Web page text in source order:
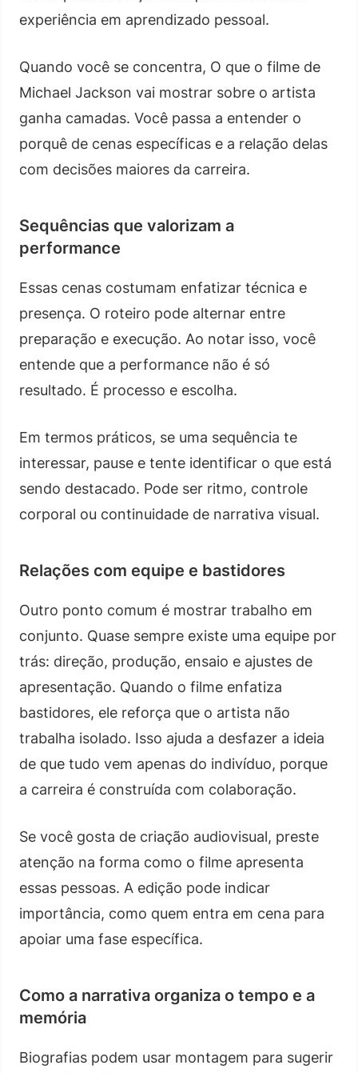
experiência em aprendizado pessoal.
Quando você se concentra, O que o filme de
Michael Jackson vai mostrar sobre o artista
ganha camadas. Você passa a entender o
porquê de cenas específicas e a relação delas
com decisões maiores da carreira.
Sequências que valorizam a
performance
Essas cenas costumam enfatizar técnica e
presença. O roteiro pode alternar entre
preparação e execução. Ao notar isso, você
entende que a performance não é só
resultado. É processo e escolha.
Em termos práticos, se uma sequência te
interessar, pause e tente identificar o que está
sendo destacado. Pode ser ritmo, controle
corporal ou continuidade de narrativa visual.
Relações com equipe e bastidores
Outro ponto comum é mostrar trabalho em
conjunto. Quase sempre existe uma equipe por
trás: direção, produção, ensaio e ajustes de
apresentação. Quando o filme enfatiza
bastidores, ele reforça que o artista não
trabalha isolado. Isso ajuda a desfazer a ideia
de que tudo vem apenas do indivíduo, porque
a carreira é construída com colaboração.
Se você gosta de criação audiovisual, preste
atenção na forma como o filme apresenta
essas pessoas. A edição pode indicar
importância, como quem entra em cena para
apoiar uma fase específica.
Como a narrativa organiza o tempo e a
memória
Biografias podem usar montagem para sugerir